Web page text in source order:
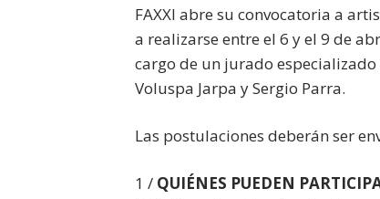
FAXXI abre su convocatoria a
a realizarse entre el 6 y el 9 de
cargo de un jurado
Voluspa Jarpa y Sergio Parra.
Las postulaciones deberán ser
1 / QUIÉNES PUEDEN